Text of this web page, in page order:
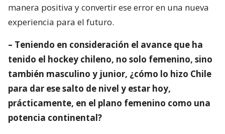
manera positiva y convertir ese error en una nueva
experiencia para el futuro.
– Teniendo en consideración el avance que ha
tenido el hockey chileno, no solo femenino, sino
también masculino y junior, ¿cómo lo hizo Chile
para dar ese salto de nivel y estar hoy,
prácticamente, en el plano femenino como una
potencia continental?